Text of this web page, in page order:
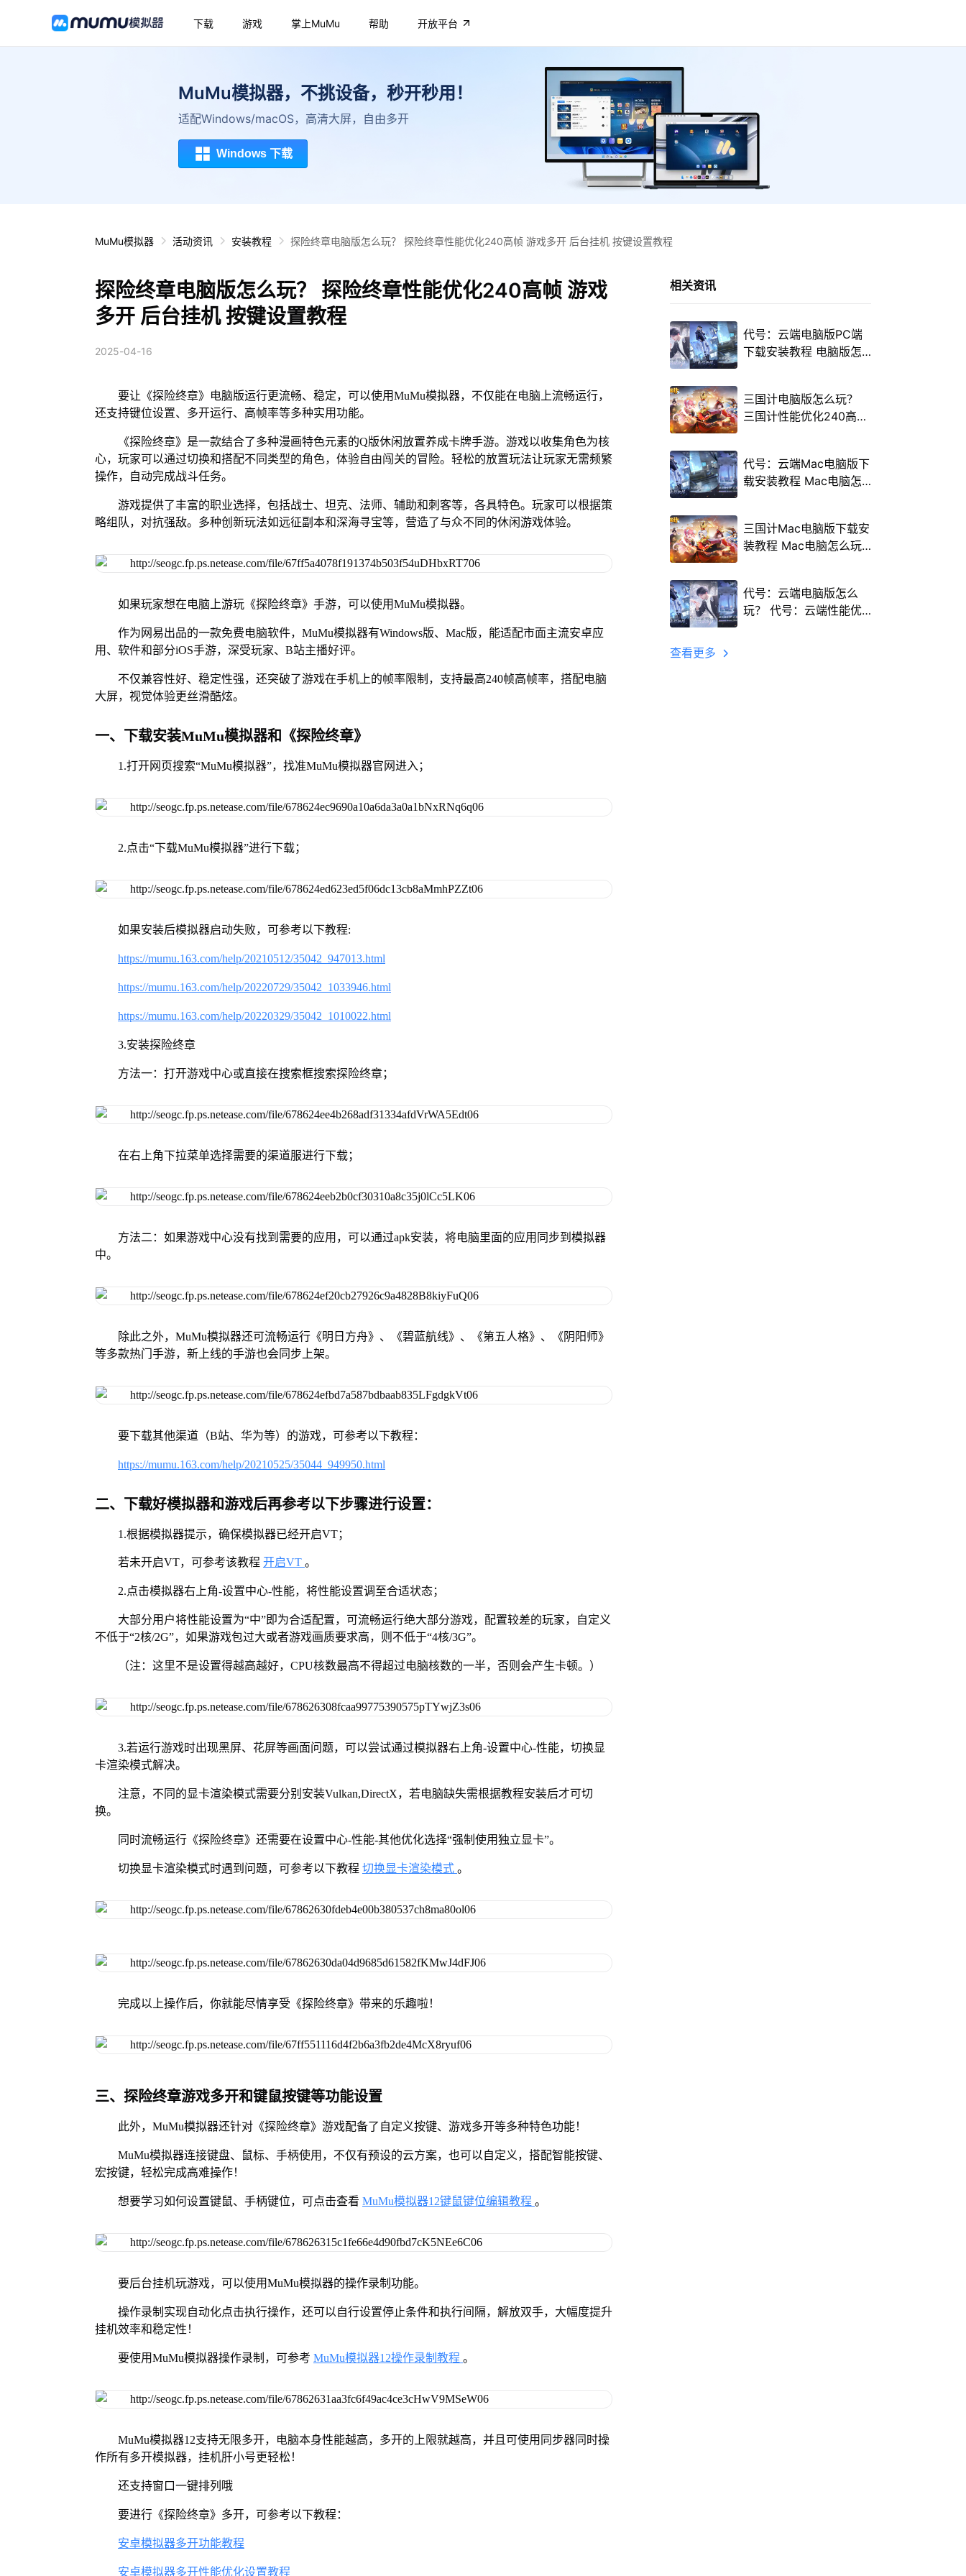
下载 游戏 掌上MuMu 帮助 开放平台
MuMu模拟器，不挑设备，秒开秒用！
适配Windows/macOS，高清大屏，自由多开
Windows 下载
MuMu模拟器 活动资讯 安装教程 探险终章电脑版怎么玩？ 探险终章性能优化240高帧 游戏多开 后台挂机 按键设置教程
探险终章电脑版怎么玩？ 探险终章性能优化240高帧 游戏
多开 后台挂机 按键设置教程
2025-04-16
要让《探险终章》电脑版运行更流畅、稳定，可以使用MuMu模拟器，不仅能在电脑上流畅运行，
还支持键位设置、多开运行、高帧率等多种实用功能。
《探险终章》是一款结合了多种漫画特色元素的Q版休闲放置养成卡牌手游。游戏以收集角色为核
心，玩家可以通过切换和搭配不同类型的角色，体验自由闯关的冒险。轻松的放置玩法让玩家无需频繁
操作，自动完成战斗任务。
游戏提供了丰富的职业选择，包括战士、坦克、法师、辅助和刺客等，各具特色。玩家可以根据策
略组队，对抗强敌。多种创新玩法如远征副本和深海寻宝等，营造了与众不同的休闲游戏体验。
如果玩家想在电脑上游玩《探险终章》手游，可以使用MuMu模拟器。
作为网易出品的一款免费电脑软件，MuMu模拟器有Windows版、Mac版，能适配市面主流安卓应
用、软件和部分iOS手游，深受玩家、B站主播好评。
不仅兼容性好、稳定性强，还突破了游戏在手机上的帧率限制，支持最高240帧高帧率，搭配电脑
大屏，视觉体验更丝滑酷炫。
一、下载安装MuMu模拟器和《探险终章》
1.打开网页搜索“MuMu模拟器”，找准MuMu模拟器官网进入；
2.点击“下载MuMu模拟器”进行下载；
如果安装后模拟器启动失败，可参考以下教程:
https://mumu.163.com/help/20210512/35042_947013.html
https://mumu.163.com/help/20220729/35042_1033946.html
https://mumu.163.com/help/20220329/35042_1010022.html
3.安装探险终章
方法一：打开游戏中心或直接在搜索框搜索探险终章；
在右上角下拉菜单选择需要的渠道服进行下载；
方法二：如果游戏中心没有找到需要的应用，可以通过apk安装，将电脑里面的应用同步到模拟器
中。
除此之外，MuMu模拟器还可流畅运行《明日方舟》、《碧蓝航线》、《第五人格》、《阴阳师》
等多款热门手游，新上线的手游也会同步上架。
要下载其他渠道（B站、华为等）的游戏，可参考以下教程：
https://mumu.163.com/help/20210525/35044_949950.html
二、下载好模拟器和游戏后再参考以下步骤进行设置：
1.根据模拟器提示，确保模拟器已经开启VT；
若未开启VT，可参考该教程 开启VT 。
2.点击模拟器右上角-设置中心-性能，将性能设置调至合适状态；
大部分用户将性能设置为“中”即为合适配置，可流畅运行绝大部分游戏，配置较差的玩家，自定义
不低于“2核/2G”，如果游戏包过大或者游戏画质要求高，则不低于“4核/3G”。
（注：这里不是设置得越高越好，CPU核数最高不得超过电脑核数的一半，否则会产生卡顿。）
3.若运行游戏时出现黑屏、花屏等画面问题，可以尝试通过模拟器右上角-设置中心-性能，切换显
卡渲染模式解决。
注意，不同的显卡渲染模式需要分别安装Vulkan,DirectX，若电脑缺失需根据教程安装后才可切
换。
同时流畅运行《探险终章》还需要在设置中心-性能-其他优化选择“强制使用独立显卡”。
切换显卡渲染模式时遇到问题，可参考以下教程 切换显卡渲染模式 。
完成以上操作后，你就能尽情享受《探险终章》带来的乐趣啦！
三、探险终章游戏多开和键鼠按键等功能设置
此外，MuMu模拟器还针对《探险终章》游戏配备了自定义按键、游戏多开等多种特色功能！
MuMu模拟器连接键盘、鼠标、手柄使用，不仅有预设的云方案，也可以自定义，搭配智能按键、
宏按键，轻松完成高难操作！
想要学习如何设置键鼠、手柄键位，可点击查看 MuMu模拟器12键鼠键位编辑教程 。
要后台挂机玩游戏，可以使用MuMu模拟器的操作录制功能。
操作录制实现自动化点击执行操作，还可以自行设置停止条件和执行间隔，解放双手，大幅度提升
挂机效率和稳定性！
要使用MuMu模拟器操作录制，可参考 MuMu模拟器12操作录制教程 。
MuMu模拟器12支持无限多开，电脑本身性能越高，多开的上限就越高，并且可使用同步器同时操
作所有多开模拟器，挂机肝小号更轻松！
还支持窗口一键排列哦
要进行《探险终章》多开，可参考以下教程：
安卓模拟器多开功能教程
安卓模拟器多开性能优化设置教程
相关资讯
代号：云端电脑版PC端
下载安装教程 电脑版怎
三国计电脑版怎么玩？
三国计性能优化240高帧
代号：云端Mac电脑版下
载安装教程 Mac电脑怎
三国计Mac电脑版下载安
装教程 Mac电脑怎么玩
代号：云端电脑版怎么
玩？ 代号：云端性能优
查看更多